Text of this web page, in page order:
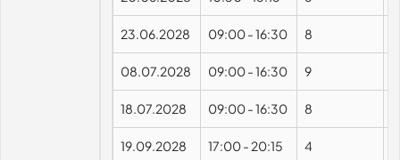
23.06.2028 09:00-16:30 8
08.07.2028 09:00-16:30 9
18.07.2028 09:00-16:30 8
19.09.2028 17:00- 20:15 4